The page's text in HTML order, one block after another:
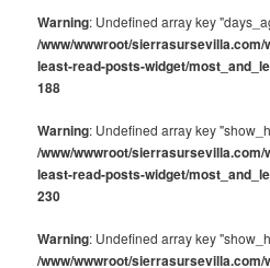
Warning: Undefined array key
/www/wwwroot/
least-read-posts-widget/
188
Warning: Undefined array key
/www/wwwroot/
least-read-posts-widget/
230
Warning: Undefined array key
/www/wwwroot/